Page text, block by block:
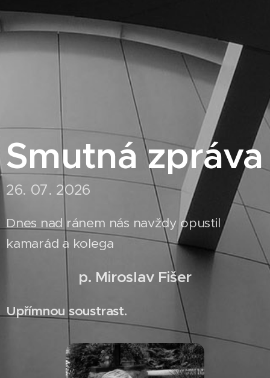
Smutná zpráva
26. 07. 2026
Dnes nad ránem nás navždy opustil
kamarád a kolega
p. Miroslav Fišer
Upřímnou soustrast.